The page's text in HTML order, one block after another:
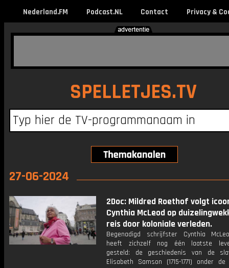
Nederland.FM Podcast.NL Contact Privacy &
SPELLETJES.TV
27-06-2024
2Doc: Mildred Roethof volgt
Cynthia McLeod op
reis door koloniale verleden.
Begenadigd schrijfster Cynthia
heeft zichzelf nog één laatste
gesteld: de geschiedenis van de
Elisabeth Samson (1715-1771) onder